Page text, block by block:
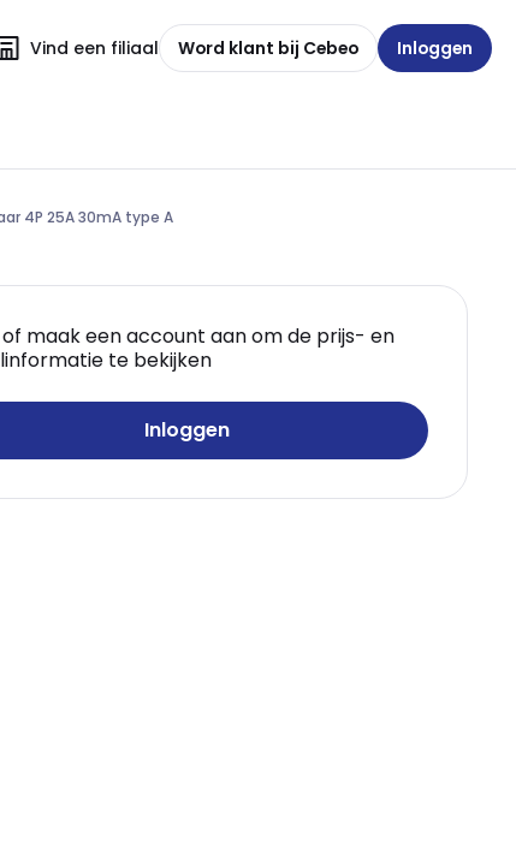
Vind een filiaal Word klant bij Cebeo Inloggen
4P 25A 30mA type A
of maak een account aan om de prijs- en
te bekijken
Inloggen